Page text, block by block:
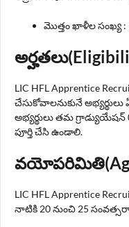
మొత్తం ఖాళీల సంఖ్య :
LIC HFL Apprentice
చేసుకోవాలనుకునే
అభ్యర్థులు తమ
పూర్తి చేసి ఉండాలి.
LIC HFL Apprentice
నాటికి 20 నుంచి 25